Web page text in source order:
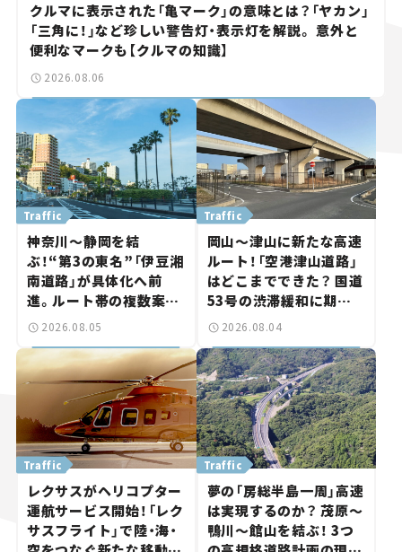
クルマに表示された「亀マーク」の意味とは？「ヤカン」
「三角に！」など珍しい警告灯・表示灯を解説。 意外と
便利なマークも【クルマの知識】
2026.08.06
神奈川～静岡を結
ぶ！“第3の東名”「伊豆湘
南道路」が具体化へ前
進。ルート帯の複数案検
討へ。熱海まで信号ゼロ
道路計画】
Traffic
2026.08.05
岡山～津山に新たな高速
ルート！「空港津山道路」
はどこまでできた？ 国道
53号の渋滞緩和に期待。
岡山市側でも動きが【い
Traffic
2026.08.04
レクサスがヘリコプター
運航サービス開始！「レク
サスフライト」で陸・海・
Traffic
夢の「房総半島一周」高速
は実現するのか？ 茂原～
鴨川～館山を結ぶ！ 3つ
Traffic